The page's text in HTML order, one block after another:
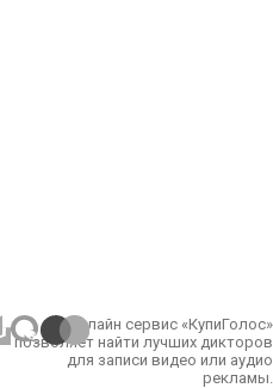
Онлайн сервис «КупиГолос»
позволяет найти лучших дикторов
для записи видео или аудио
рекламы.